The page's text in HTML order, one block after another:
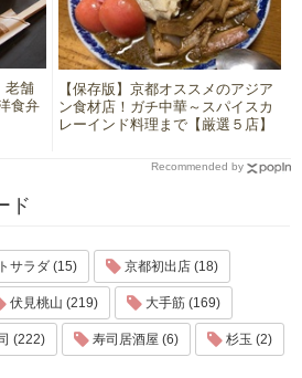
老舗
食弁
【保存版】京都オススメのアジア
ン食材店！ガチ中華～スパイスカ
レーインド料理まで【厳選５店】
Recommended by
ド
サラダ (15) 京都初出店 (18)
伏見桃山 (219) 大手筋 (169)
(222) 寿司居酒屋 (6) 杉玉 (2)